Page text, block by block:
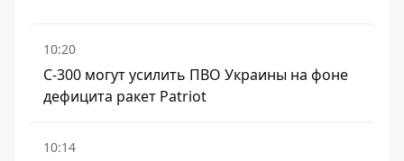
10:20
С-300 могут усилить ПВО Украины на фоне
дефицита ракет Patriot
10:14